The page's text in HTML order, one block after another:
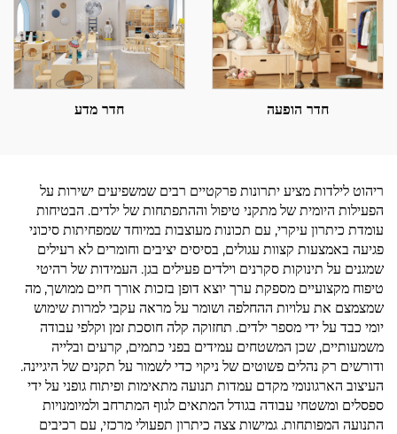
חדר הופעה חדר מדע
ריהוט לילדות מציע יתרונות פרקטיים רבים שמשפיעים ישירות על
הפעילות היומית של מתקני טיפול וההתפתחות של ילדים. הבטיחות
עומדת כיתרון עיקרי, עם תכונות מעוצבות במיוחד שמפחיתות סיכוני
פגיעה באמצעות קצוות עגולים, בסיסים יציבים וחומרים לא רעילים
שמגנים על תינוקות סקרנים וילדים פעילים בגן. העמידות של רהיטי
טיפוח מקצועיים מספקת ערך יוצא דופן בזכות אורך חיים ממושך, מה
שמצמצם את עלויות ההחלפה ושומר על מראה עקבי למרות שימוש
יומי כבד על ידי מספר ילדים. תחזוקה קלה חוסכת זמן וקלפי עבודה
משמעותיים, שכן המשטחים עמידים בפני כתמים, קרעים ובלייה
ודורשים רק נהלים פשוטים של ניקוי כדי לשמור על תקנים של היגיינה.
העיצוב הארגונומי מקדם עמדות תנועה מתאימות ופיתוח גופני על ידי
ספסלים ומשטחי עבודה בגודל המתאים לגוף המתרחב ולמיומנויות
התנועה המפותחות. גמישות צצה כיתרון תפעולי מרכזי, עם רכיבים